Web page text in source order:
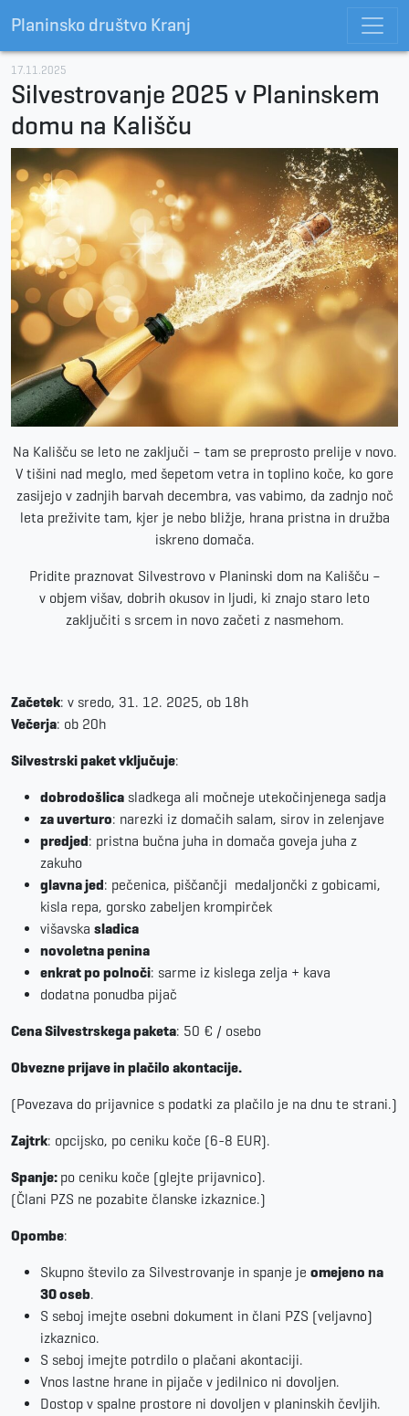
Planinsko društvo Kranj
17.11.2025
Silvestrovanje 2025 v Planinskem
domu na Kališču
Na Kališču se leto ne zaključi – tam se preprosto prelije v novo.
V tišini nad meglo, med šepetom vetra in toplino koče, ko gore
zasijejo v zadnjih barvah decembra, vas vabimo, da zadnjo noč
leta preživite tam, kjer je nebo bližje, hrana pristna in družba
iskreno domača.
Pridite praznovat Silvestrovo v Planinski dom na Kališču –
v objem višav, dobrih okusov in ljudi, ki znajo staro leto
zaključiti s srcem in novo začeti z nasmehom.
Začetek: v sredo, 31. 12. 2025, ob 18h
Večerja: ob 20h
Silvestrski paket vključuje:
dobrodošlica sladkega ali močneje utekočinjenega sadja
za uverturo: narezki iz domačih salam, sirov in zelenjave
predjed: pristna bučna juha in domača goveja juha z
zakuho
glavna jed: pečenica, piščančji medaljončki z gobicami,
kisla repa, gorsko zabeljen krompirček
višavska sladica
novoletna penina
enkrat po polnoči: sarme iz kislega zelja + kava
dodatna ponudba pijač
Cena Silvestrskega paketa: 50 € / osebo
Obvezne prijave in plačilo akontacije.
(Povezava do prijavnice s podatki za plačilo je na dnu te strani.)
Zajtrk: opcijsko, po ceniku koče (6-8 EUR).
Spanje: po ceniku koče (glejte prijavnico).
(Člani PZS ne pozabite članske izkaznice.)
Opombe:
Skupno število za Silvestrovanje in spanje je omejeno na
30 oseb.
S seboj imejte osebni dokument in člani PZS (veljavno)
izkaznico.
S seboj imejte potrdilo o plačani akontaciji.
Vnos lastne hrane in pijače v jedilnico ni dovoljen.
Dostop v spalne prostore ni dovoljen v planinskih čevljih.